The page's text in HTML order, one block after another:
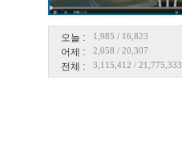
오늘 : 1,985 / 16,823
어제 : 2,058 / 20,307
전체 : 3,115,412 / 21,775,333